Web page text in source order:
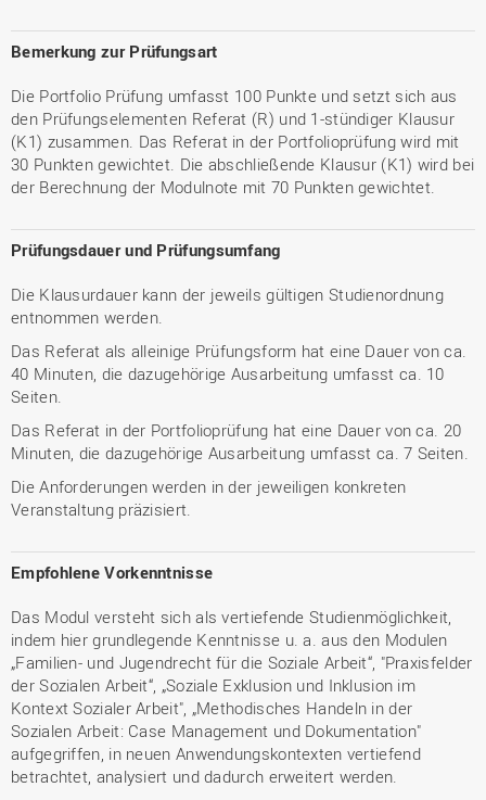
Bemerkung zur Prüfungsart
Die Portfolio Prüfung umfasst 100 Punkte und setzt sich aus
den Prüfungselementen Referat (R) und 1-stündiger Klausur
(K1) zusammen. Das Referat in der Portfolioprüfung wird mit
30 Punkten gewichtet. Die abschließende Klausur (K1) wird bei
der Berechnung der Modulnote mit 70 Punkten gewichtet.
Prüfungsdauer und Prüfungsumfang
Die Klausurdauer kann der jeweils gültigen Studienordnung
entnommen werden.
Das Referat als alleinige Prüfungsform hat eine Dauer von ca.
40 Minuten, die dazugehörige Ausarbeitung umfasst ca. 10
Seiten.
Das Referat in der Portfolioprüfung hat eine Dauer von ca. 20
Minuten, die dazugehörige Ausarbeitung umfasst ca. 7 Seiten.
Die Anforderungen werden in der jeweiligen konkreten
Veranstaltung präzisiert.
Empfohlene Vorkenntnisse
Das Modul versteht sich als vertiefende Studienmöglichkeit,
indem hier grundlegende Kenntnisse u. a. aus den Modulen
„Familien- und Jugendrecht für die Soziale Arbeit“, "Praxisfelder
der Sozialen Arbeit“, „Soziale Exklusion und Inklusion im
Kontext Sozialer Arbeit", „Methodisches Handeln in der
Sozialen Arbeit: Case Management und Dokumentation"
aufgegriffen, in neuen Anwendungskontexten vertiefend
betrachtet, analysiert und dadurch erweitert werden.